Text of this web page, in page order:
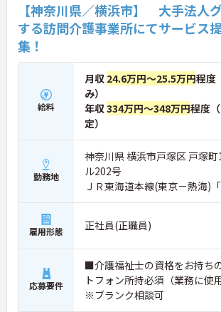
【神奈川県／横浜市】 大手法人
する訪問介護事業所にてサービス
集！
給料
月収 24.6万円～25.5万円程度
み）
年収334万円～348万円程度
定）
勤務地
神奈川県 横浜市戸塚区 戸塚
ル202号
ＪＲ東海道本線(東京－熱海)
7分
雇用形態 正社員(正職員)
応募要件
■介護福祉士の資格をお持ち
トフォン所持必須（業務に使
※ブランク相談可